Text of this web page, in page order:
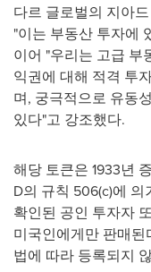
다르 글로벌의 지아
"이는 부동산 투자에
이어 "우리는 고급 부
익권에 대해 적격 투
며, 궁극적으로 유동
있다"고 강조했다.
해당 토큰은 1933년
D의 규칙 506(c)에
확인된 공인 투자자
미국인에게만 판매된
법에 따라 등록되지